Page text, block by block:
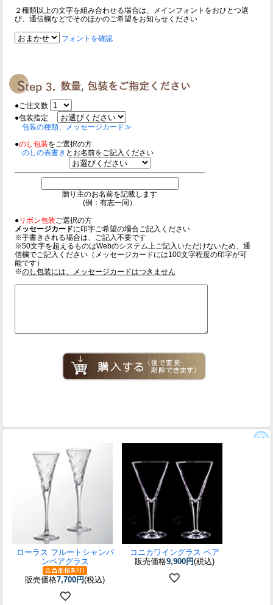
２種類以上の文字を組み合わせる場合は、メインフォントをおひとつ選
び、通信欄などでそのほかのご希望をお知らせください
フォントを確認
●ご注文数
●包装指定
包装の種類、メッセージカード≫
●のし包装をご選択の方
のしの表書き とお名前をご記入ください
贈り主のお名前を記載します
(例：有志一同）
●リボン包装ご選択の方
メッセージカードに印字ご希望の場合ご記入ください
※手書きされる場合は、ご記入不要です
※50文字を超えるものはWebのシステム上ご記入いただけないため、通
信欄でご記入ください（メッセージカードには100文字程度の印字が可
能です）
※のし包装には、メッセージカードはつきません
ローラス フルートシャンパ
ンペアグラス
販売価格7,700円(税込)
コニカワイングラス ペア
販売価格9,900円(税込)